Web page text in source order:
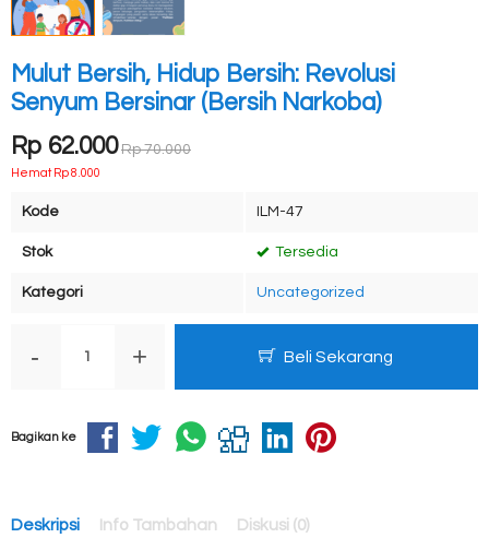
Mulut Bersih, Hidup Bersih: Revolusi
Senyum Bersinar (Bersih Narkoba)
Rp 62.000 Rp 70.000
Hemat Rp 8.000
Kode ILM-47
Stok Tersedia
Kategori Uncategorized
- + Beli Sekarang
Bagikan ke
Deskripsi Info Tambahan Diskusi (0)